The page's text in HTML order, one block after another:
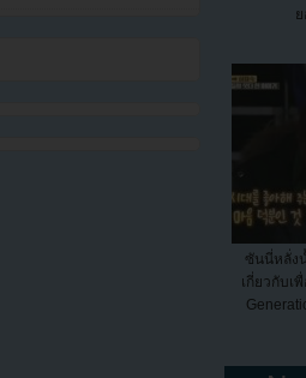
ซันนี่หลั่ง
เกี่ยวกับเ